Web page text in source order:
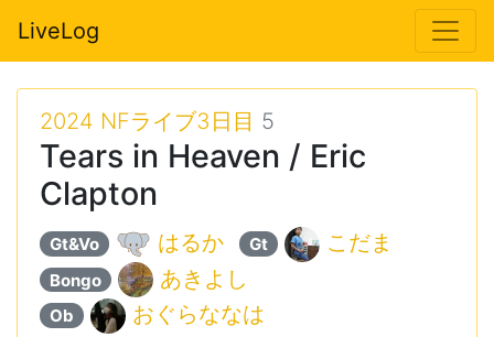
LiveLog
2024 NFライブ3日目 5
Tears in Heaven / Eric
Clapton
Gt&Vo はるか Gt こだま
Bongo あきよし
Ob おぐらななは